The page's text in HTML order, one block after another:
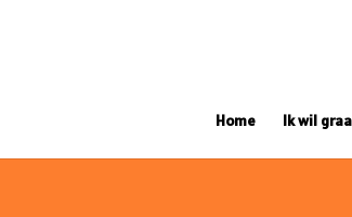
Home Ik wil